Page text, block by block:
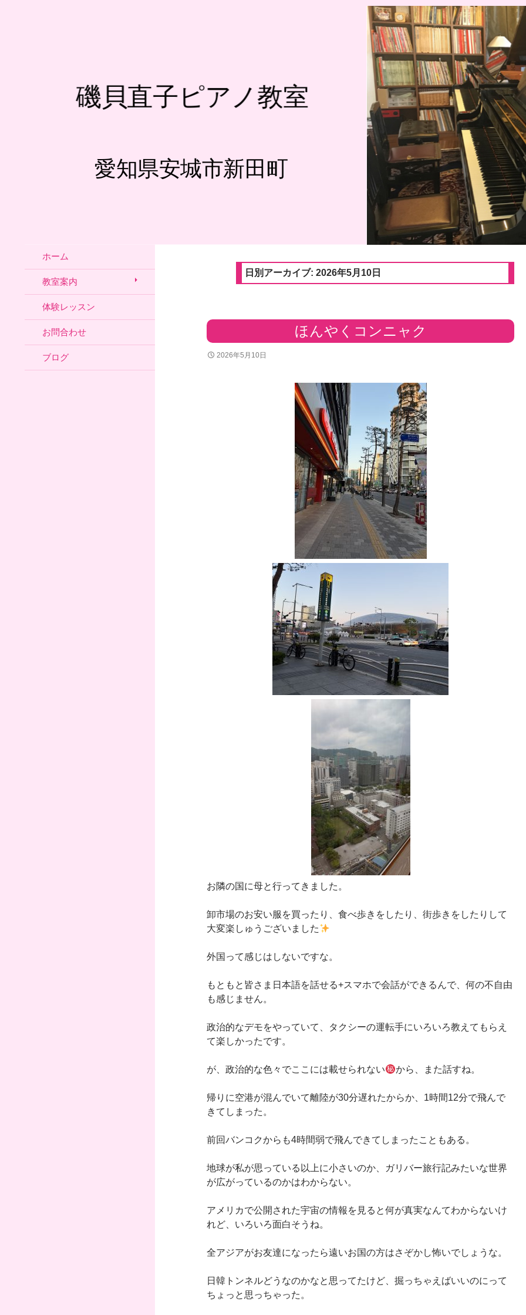
愛知県安城市新田町
磯貝直子ピアノ教室
日別アーカイブ: 2026年5月10日
ほんやくコンニャク
2026年5月10日
お隣の国に母と行ってきました。
卸市場のお安い服を買ったり、食べ歩きをしたり、街歩きをしたりして
大変楽しゅうございました
外国って感じはしないですな。
もともと皆さま日本語を話せる+スマホで会話ができるんで、何の不自由
も感じません。
政治的なデモをやっていて、タクシーの運転手にいろいろ教えてもらえ
て楽しかったです。
が、政治的な色々でここには載せられない から、また話すね。
帰りに空港が混んでいて離陸が30分遅れたからか、1時間12分で飛んで
きてしまった。
前回バンコクからも4時間弱で飛んできてしまったこともある。
地球が私が思っている以上に小さいのか、ガリバー旅行記みたいな世界
が広がっているのかはわからない。
アメリカで公開された宇宙の情報を見ると何が真実なんてわからないけ
れど、いろいろ面白そうね。
全アジアがお友達になったら遠いお国の方はさぞかし怖いでしょうな。
日韓トンネルどうなのかなと思ってたけど、掘っちゃえばいいのにって
ちょっと思っちゃった。
ホーム
教室案内
体験レッスン
お問合わせ
ブログ